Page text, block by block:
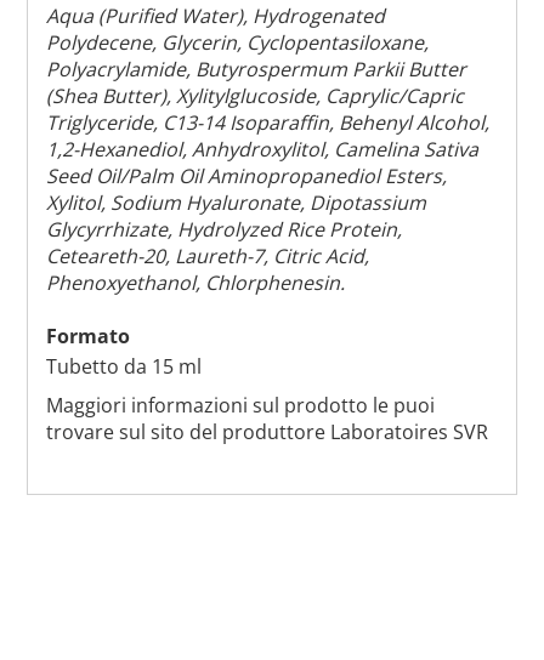
Aqua (Purified Water), Hydrogenated
Polydecene, Glycerin, Cyclopentasiloxane,
Polyacrylamide, Butyrospermum Parkii Butter
(Shea Butter), Xylitylglucoside, Caprylic/Capric
Triglyceride, C13-14 Isoparaffin, Behenyl Alcohol,
1,2-Hexanediol, Anhydroxylitol, Camelina Sativa
Seed Oil/Palm Oil Aminopropanediol Esters,
Xylitol, Sodium Hyaluronate, Dipotassium
Glycyrrhizate, Hydrolyzed Rice Protein,
Ceteareth-20, Laureth-7, Citric Acid,
Phenoxyethanol, Chlorphenesin.
Formato
Tubetto da 15 ml
Maggiori informazioni sul prodotto le puoi
trovare sul sito del produttore Laboratoires SVR